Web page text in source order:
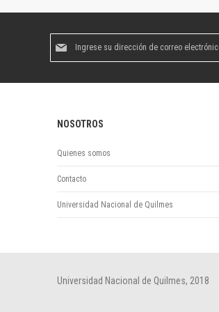
boletín
NOSOTROS
Quienes somos
Contacto
Universidad Nacional de Quilmes
Universidad Nacional de Quilmes, 2018